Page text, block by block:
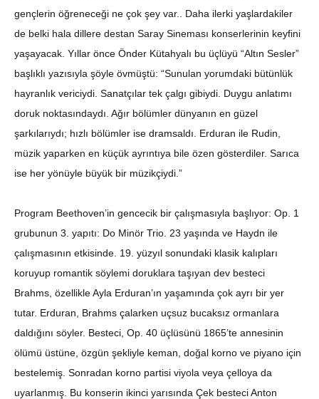
gençlerin öğreneceği ne çok şey var.. Daha ilerki yaşlardakiler
de belki hala dillere destan Saray Sineması konserlerinin keyfini
yaşayacak. Yıllar önce Önder Kütahyalı bu üçlüyü “Altın Sesler”
başlıklı yazısıyla şöyle övmüştü: “Sunulan yorumdaki bütünlük
hayranlık vericiydi. Sanatçılar tek çalgı gibiydi. Duygu anlatımı
doruk noktasındaydı. Ağır bölümler dünyanın en güzel
şarkılarıydı; hızlı bölümler ise dramsaldı. Erduran ile Rudin,
müzik yaparken en küçük ayrıntıya bile özen gösterdiler. Sarıca
ise her yönüyle büyük bir müzikçiydi.”
Program Beethoven’in gencecik bir çalışmasıyla başlıyor: Op. 1
grubunun 3. yapıtı: Do Minör Trio. 23 yaşında ve Haydn ile
çalışmasının etkisinde. 19. yüzyıl sonundaki klasik kalıpları
koruyup romantik söylemi doruklara taşıyan dev besteci
Brahms, özellikle Ayla Erduran’ın yaşamında çok ayrı bir yer
tutar. Erduran, Brahms çalarken uçsuz bucaksız ormanlara
daldığını söyler. Besteci, Op. 40 üçlüsünü 1865’te annesinin
ölümü üstüne, özgün şekliyle keman, doğal korno ve piyano için
bestelemiş. Sonradan korno partisi viyola veya çelloya da
uyarlanmış. Bu konserin ikinci yarısında Çek besteci Anton